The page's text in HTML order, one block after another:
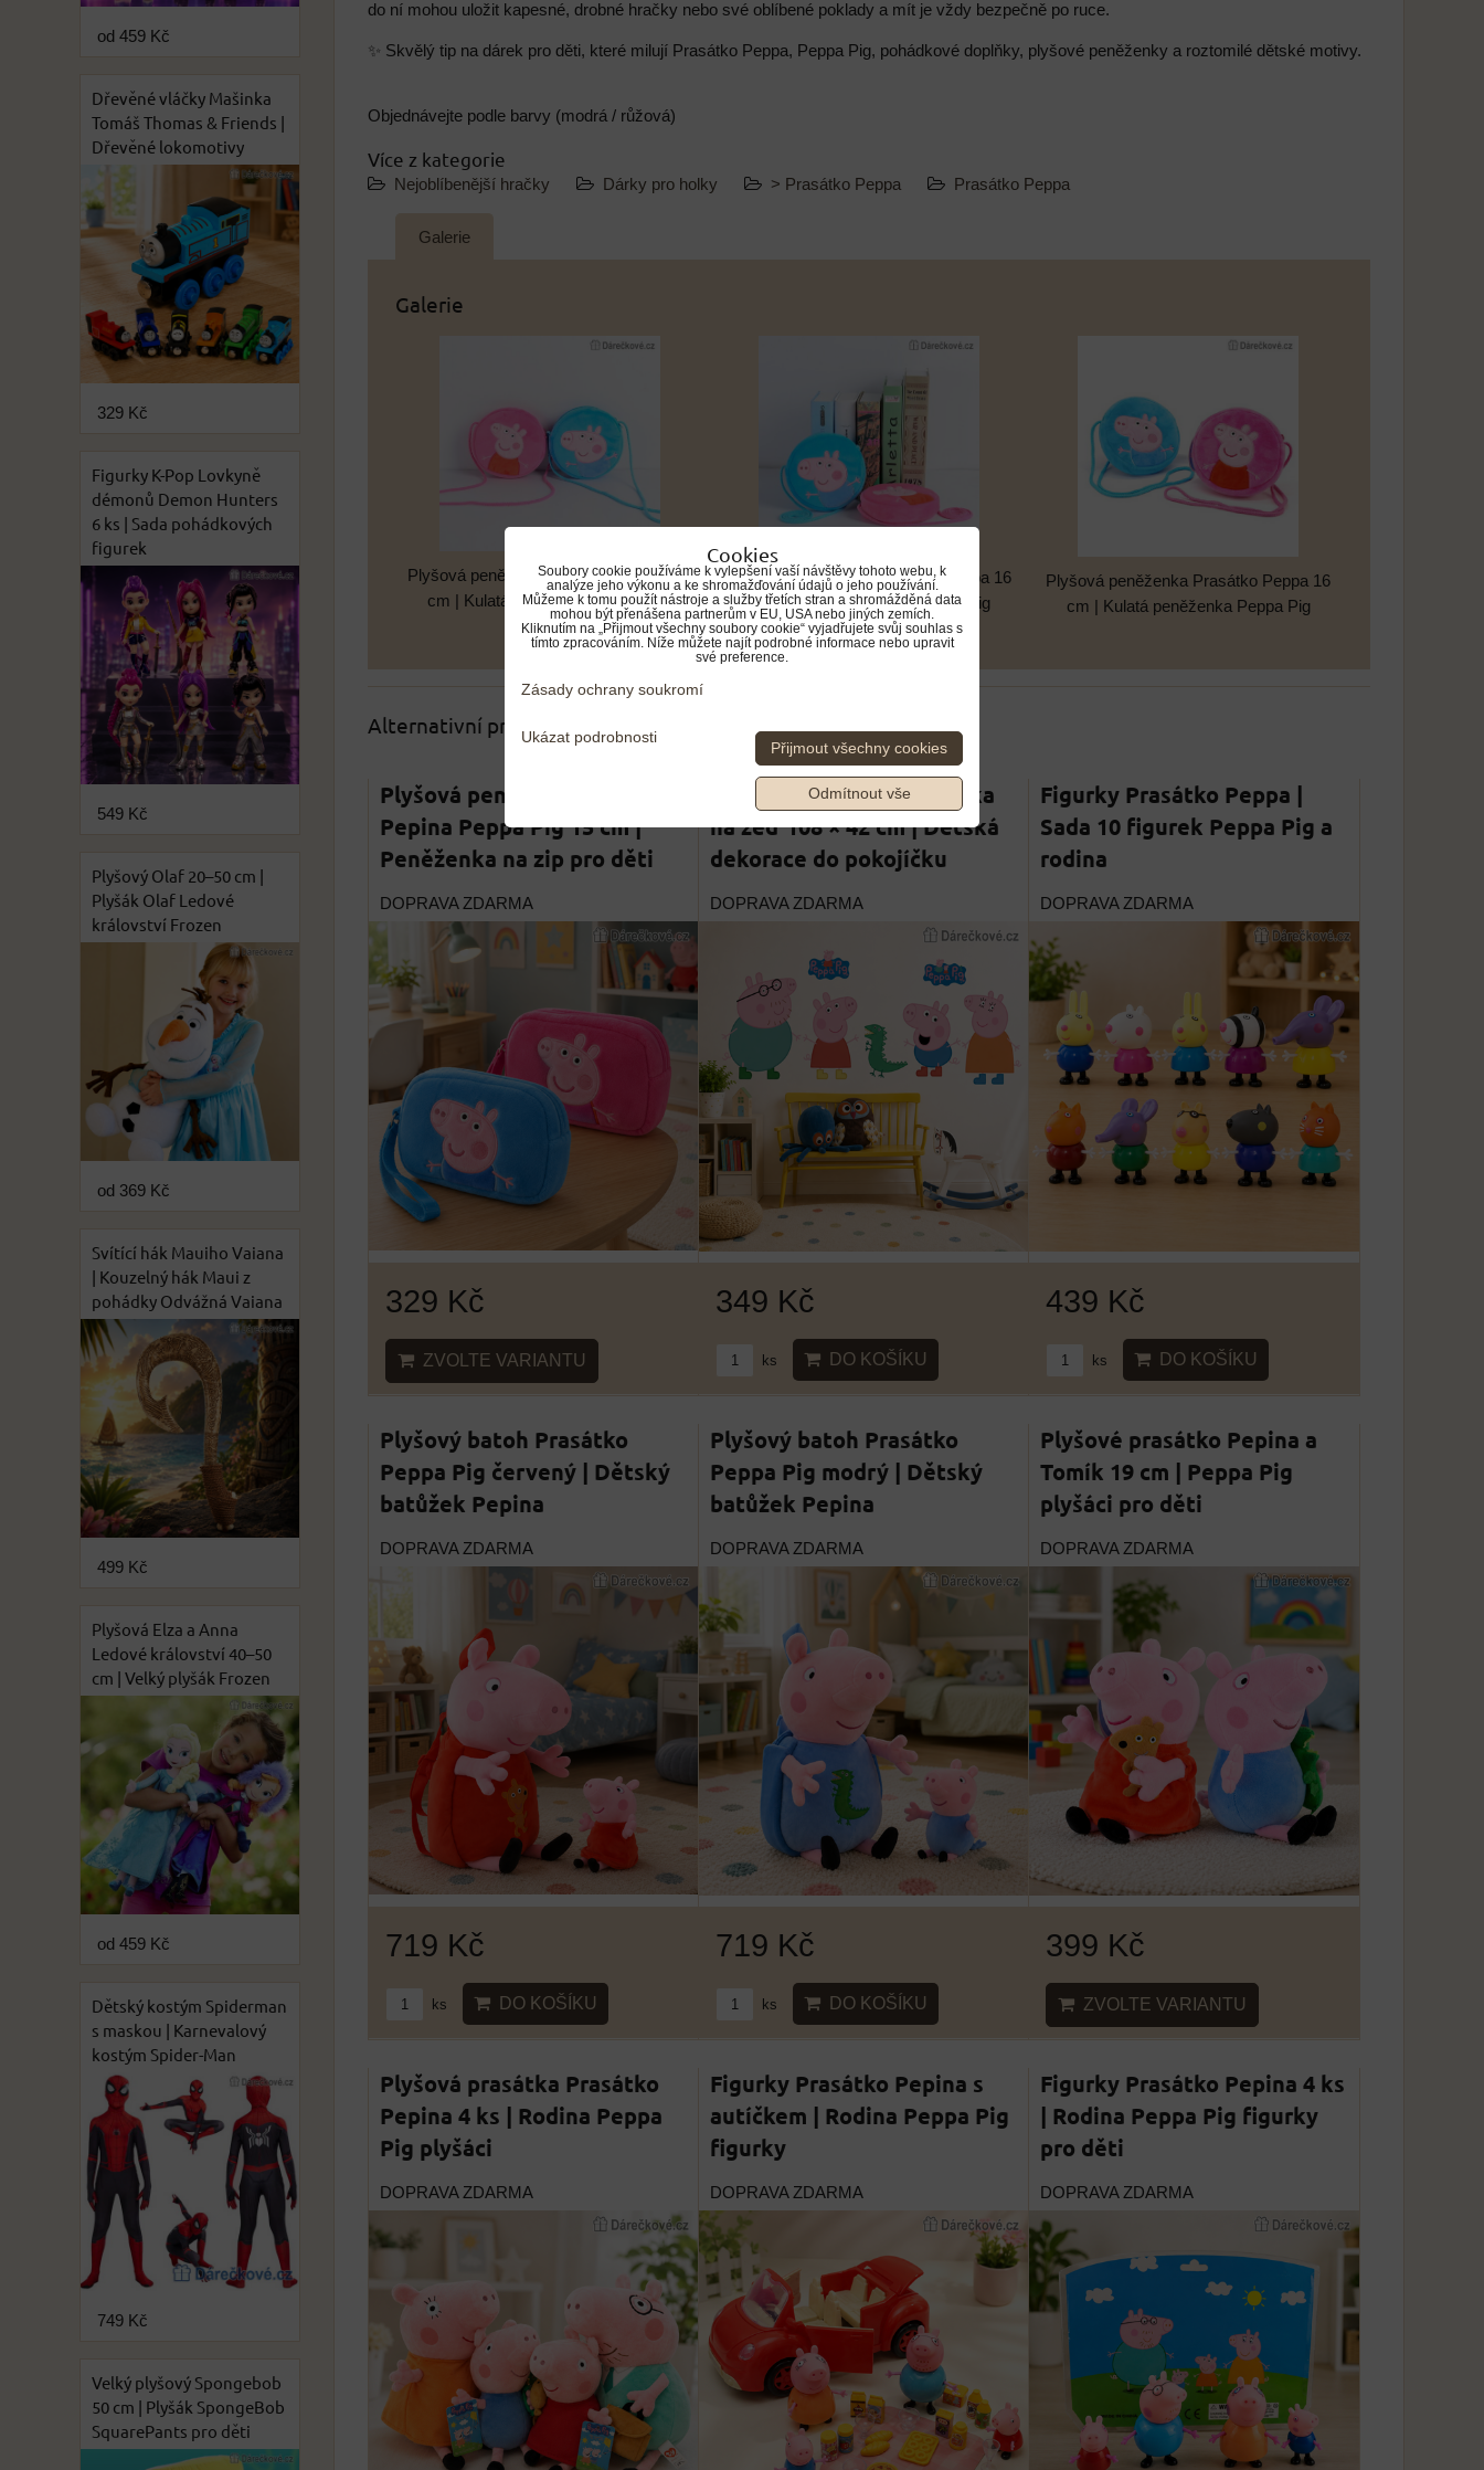
do ní mohou uložit kapesné, drobné hračky nebo své oblíbené poklady a mít je vždy bezpečně po ruce.
✨ Skvělý tip na dárek pro děti, které milují Prasátko Peppa, Peppa Pig, pohádkové doplňky, plyšové peněženky a roztomilé dětské motivy.
Objednávejte podle barvy (modrá / růžová)
Více z kategorie
Nejoblíbenější hračky Dárky pro holky > Prasátko Peppa Prasátko Peppa
Galerie
Galerie
Plyšová peněženka Prasátko Peppa 16
cm | Kulatá peněženka Peppa Pig
Plyšová peněženka Prasátko Peppa 16
cm | Kulatá peněženka Peppa Pig
Plyšová peněženka Prasátko Peppa 16
cm | Kulatá peněženka Peppa Pig
Alternativní produkty
Plyšová peněženka Prasátko
Pepina Peppa Pig 15 cm |
Peněženka na zip pro děti
DOPRAVA ZDARMA
329 Kč
ZVOLTE VARIANTU
Prasátko Peppa samolepka
na zeď 108 × 42 cm | Dětská
dekorace do pokojíčku
DOPRAVA ZDARMA
349 Kč
ks DO KOŠÍKU
Figurky Prasátko Peppa |
Sada 10 figurek Peppa Pig a
rodina
DOPRAVA ZDARMA
439 Kč
ks DO KOŠÍKU
Plyšový batoh Prasátko
Peppa Pig červený | Dětský
batůžek Pepina
DOPRAVA ZDARMA
719 Kč
ks DO KOŠÍKU
Plyšový batoh Prasátko
Peppa Pig modrý | Dětský
batůžek Pepina
DOPRAVA ZDARMA
719 Kč
ks DO KOŠÍKU
Plyšové prasátko Pepina a
Tomík 19 cm | Peppa Pig
plyšáci pro děti
DOPRAVA ZDARMA
399 Kč
ZVOLTE VARIANTU
Plyšová prasátka Prasátko
Pepina 4 ks | Rodina Peppa
Pig plyšáci
DOPRAVA ZDARMA
Figurky Prasátko Pepina s
autíčkem | Rodina Peppa Pig
figurky
DOPRAVA ZDARMA
Figurky Prasátko Pepina 4 ks
| Rodina Peppa Pig figurky
pro děti
DOPRAVA ZDARMA
od 459 Kč
Dřevěné vláčky Mašinka
Tomáš Thomas & Friends |
Dřevěné lokomotivy
329 Kč
Figurky K-Pop Lovkyně
démonů Demon Hunters
6 ks | Sada pohádkových
figurek
549 Kč
Plyšový Olaf 20–50 cm |
Plyšák Olaf Ledové
království Frozen
od 369 Kč
Svítící hák Mauiho Vaiana
| Kouzelný hák Maui z
pohádky Odvážná Vaiana
499 Kč
Plyšová Elza a Anna
Ledové království 40–50
cm | Velký plyšák Frozen
od 459 Kč
Dětský kostým Spiderman
s maskou | Karnevalový
kostým Spider-Man
749 Kč
Velký plyšový Spongebob
50 cm | Plyšák SpongeBob
SquarePants pro děti
Cookies
Soubory cookie používáme k vylepšení vaší návštěvy tohoto webu, k
analýze jeho výkonu a ke shromažďování údajů o jeho používání.
Můžeme k tomu použít nástroje a služby třetích stran a shromážděná data
mohou být přenášena partnerům v EU, USA nebo jiných zemích.
Kliknutím na „Přijmout všechny soubory cookie“ vyjadřujete svůj souhlas s
tímto zpracováním. Níže můžete najít podrobné informace nebo upravit
své preference.
Zásady ochrany soukromí
Ukázat podrobnosti
Přijmout všechny cookies
Odmítnout vše